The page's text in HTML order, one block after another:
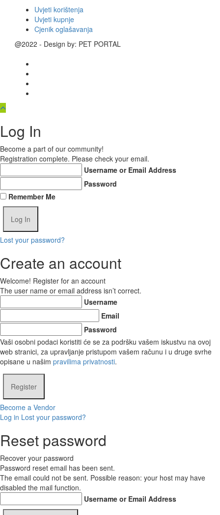
Uvjeti korištenja
Uvjeti kupnje
Cjenik oglašavanja
@2022 - Design by: PET PORTAL
Log In
Become a part of our community!
Registration complete. Please check your email.
Username or Email Address
Password
Remember Me
Lost your password?
Create an account
Welcome! Register for an account
The user name or email address isn’t correct.
Username
Email
Password
Vaši osobni podaci koristiti će se za podršku vašem iskustvu na ovoj
web stranici, za upravljanje pristupom vašem računu i u druge svrhe
opisane u našim pravilima privatnosti.
Become a Vendor
Log in Lost your password?
Reset password
Recover your password
Password reset email has been sent.
The email could not be sent. Possible reason: your host may have
disabled the mail function.
Username or Email Address